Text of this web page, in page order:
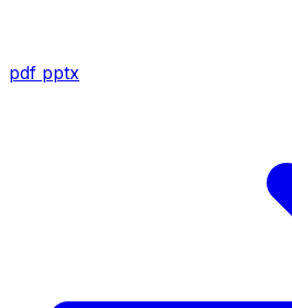
pdf pptx